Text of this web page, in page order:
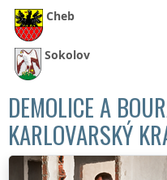
Cheb
Sokolov
DEMOLICE A
KARLOVARSKÝ